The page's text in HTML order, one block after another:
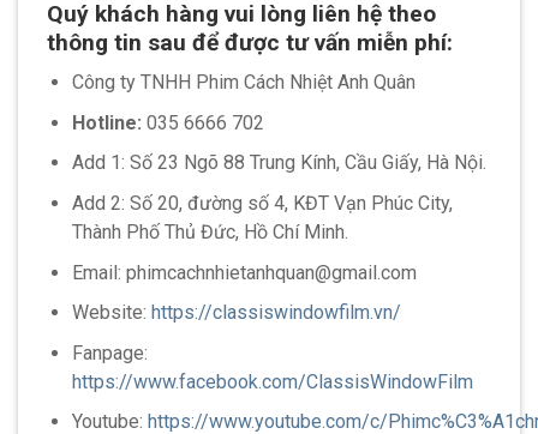
Quý khách hàng vui lòng liên hệ theo
thông tin sau để được tư vấn miễn phí:
Công ty TNHH Phim Cách Nhiệt Anh Quân
Hotline: 035 6666 702
Add 1: Số 23 Ngõ 88 Trung Kính, Cầu Giấy, Hà Nội.
Add 2: Số 20, đường số 4, KĐT Vạn Phúc City,
Thành Phố Thủ Đức, Hồ Chí Minh.
Email: phimcachnhietanhquan@gmail.com
Website: https://classiswindowfilm.vn/
Fanpage:
https://www.facebook.com/ClassisWindowFilm
Youtube: https://www.youtube.com/c/